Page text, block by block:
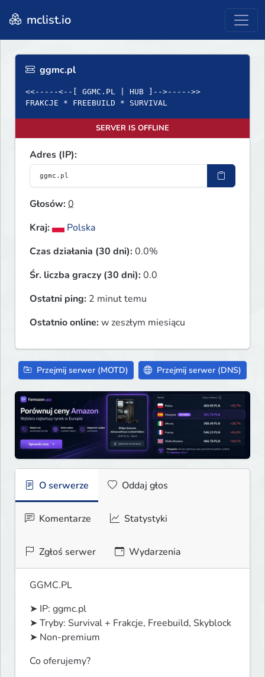
mclist.io
ggmc.pl
<<-----<--[ GGMC.PL | HUB ]-->----->>
FRAKCJE * FREEBUILD * SURVIVAL
SERVER IS OFFLINE
Adres (IP):
Głosów:0
Kraj:
Polska
Czas działania (30 dni):0.0%
Śr. liczba graczy (30 dni):0.0
Ostatni ping: 2 minut temu
Ostatnio online:w zeszłym miesiącu
Przejmij serwer (MOTD) Przejmij serwer (DNS)
O serwerze Oddaj głos
Komentarze Statystyki
Zgłoś serwer Wydarzenia
GGMC.PL
➤ IP: ggmc.pl
➤ Tryby: Survival + Frakcje, Freebuild, Skyblock
➤ Non-premium
Co oferujemy?